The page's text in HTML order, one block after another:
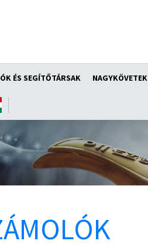
ÉS SEGÍTŐTÁRSAK NAGYKÖVETEK